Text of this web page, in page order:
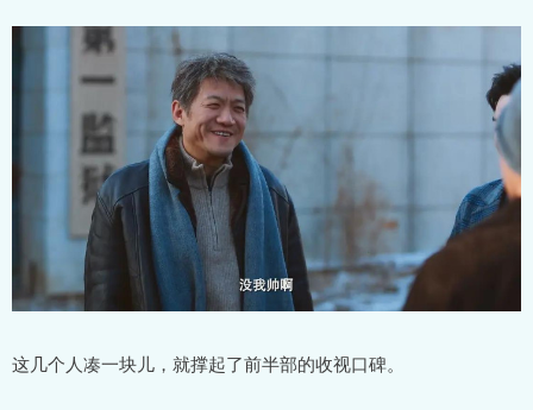
这几个人凑一块儿，就撑起了前半部的收视口碑。